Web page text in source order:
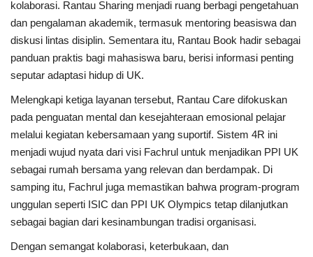
kolaborasi. Rantau Sharing menjadi ruang berbagi pengetahuan
dan pengalaman akademik, termasuk mentoring beasiswa dan
diskusi lintas disiplin. Sementara itu, Rantau Book hadir sebagai
panduan praktis bagi mahasiswa baru, berisi informasi penting
seputar adaptasi hidup di UK.
Melengkapi ketiga layanan tersebut, Rantau Care difokuskan
pada penguatan mental dan kesejahteraan emosional pelajar
melalui kegiatan kebersamaan yang suportif. Sistem 4R ini
menjadi wujud nyata dari visi Fachrul untuk menjadikan PPI UK
sebagai rumah bersama yang relevan dan berdampak. Di
samping itu, Fachrul juga memastikan bahwa program-program
unggulan seperti ISIC dan PPI UK Olympics tetap dilanjutkan
sebagai bagian dari kesinambungan tradisi organisasi.
Dengan semangat kolaborasi, keterbukaan, dan